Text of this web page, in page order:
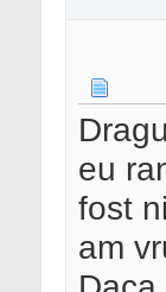
eu
fost
am